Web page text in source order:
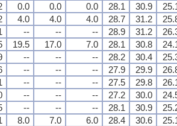
0.0 0.0 0.0 28.1 30.9
4.0 4.0 4.0 28.7 31.2
-- -- -- 28.9 31.2
19.5 17.0 7.0 28.1 30.8
-- -- -- 28.2 30.4
-- -- -- 27.9 29.9
-- -- -- 27.5 29.8
-- -- -- 27.2 30.0
-- -- -- 28.1 30.9
8.0 7.0 6.0 28.4 30.6